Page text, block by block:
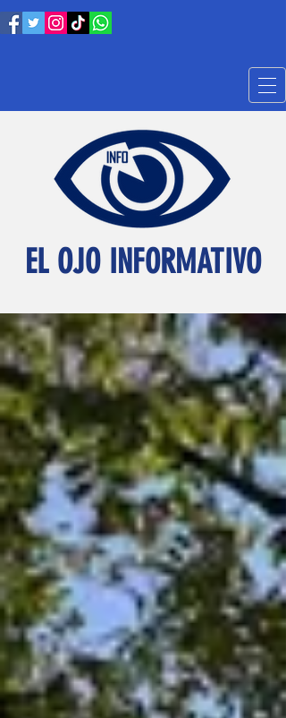
EL OJO INFORMATIVO